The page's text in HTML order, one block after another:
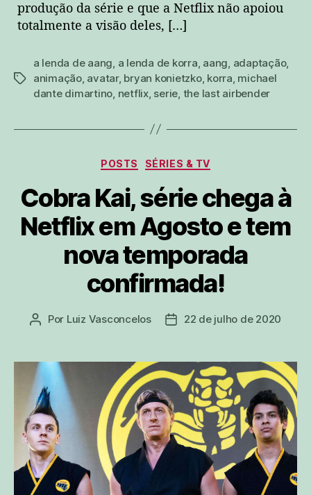
produção da série e que a Netflix não apoiou
totalmente a visão deles, […]
tags
a lenda de aang, a lenda de korra, aang, adaptação,
animação, avatar, bryan konietzko, korra, michael
dante dimartino, netflix, serie, the last airbender
Categorias
POSTS SÉRIES & TV
Cobra Kai, série chega à
Netflix em Agosto e tem
nova temporada
confirmada!
Autor
Por Luiz Vasconcelos
Data22 de julho de 2020